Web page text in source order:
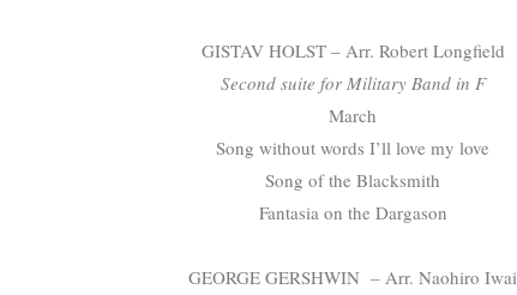
GISTAV HOLST – Arr. Robert Longfield
Second suite for Military Band in F
March
Song without words I’ll love my love
Song of the Blacksmith
Fantasia on the Dargason
GEORGE GERSHWIN – Arr. Naohiro Iwai